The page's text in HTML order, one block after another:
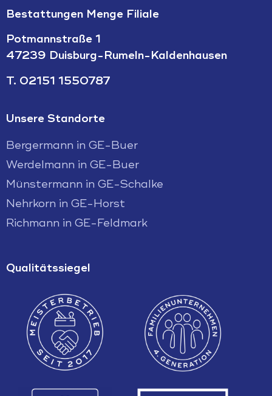
Bestattungen Menge Filiale
Potmannstraße 1
47239 Duisburg-Rumeln-Kaldenhausen
T. 02151 1550787
Unsere Standorte
Bergermann in GE-Buer
Werdelmann in GE-Buer
Münstermann in GE-Schalke
Nehrkorn in GE-Horst
Richmann in GE-Feldmark
Qualitätssiegel